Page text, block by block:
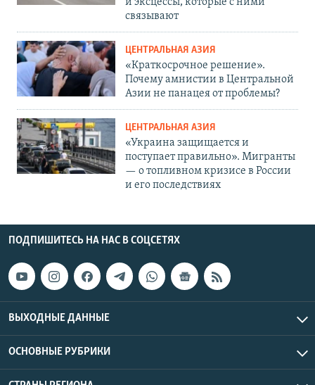
и эксцессы, которые с ними
связывают
ЦЕНТРАЛЬНАЯ АЗИЯ
«Краткосрочное решение».
Почему амнистии в Центральной
Азии не панацея от проблемы?
ЦЕНТРАЛЬНАЯ АЗИЯ
«Украина защищается и
поступает правильно». Мигранты
— о топливном кризисе в России
и его последствиях
ПОДПИШИТЕСЬ НА НАС В СОЦСЕТЯХ
ВЫХОДНЫЕ ДАННЫЕ
ОСНОВНЫЕ РУБРИКИ